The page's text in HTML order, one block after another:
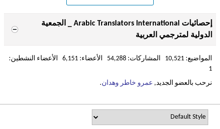
إحصائيات Arabic Translators International _ الجمعية
الدولية لمترجمي العربية
المواضيع: 10,521 المشاركات: 54,288 الأعضاء: 6,151 الأعضاء النشطين:
1
نرحب بالعضو الجديد, عمرو خاطر وهدان.